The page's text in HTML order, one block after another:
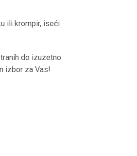
ili krompir, iseći
do izuzetno
izbor za Vas!